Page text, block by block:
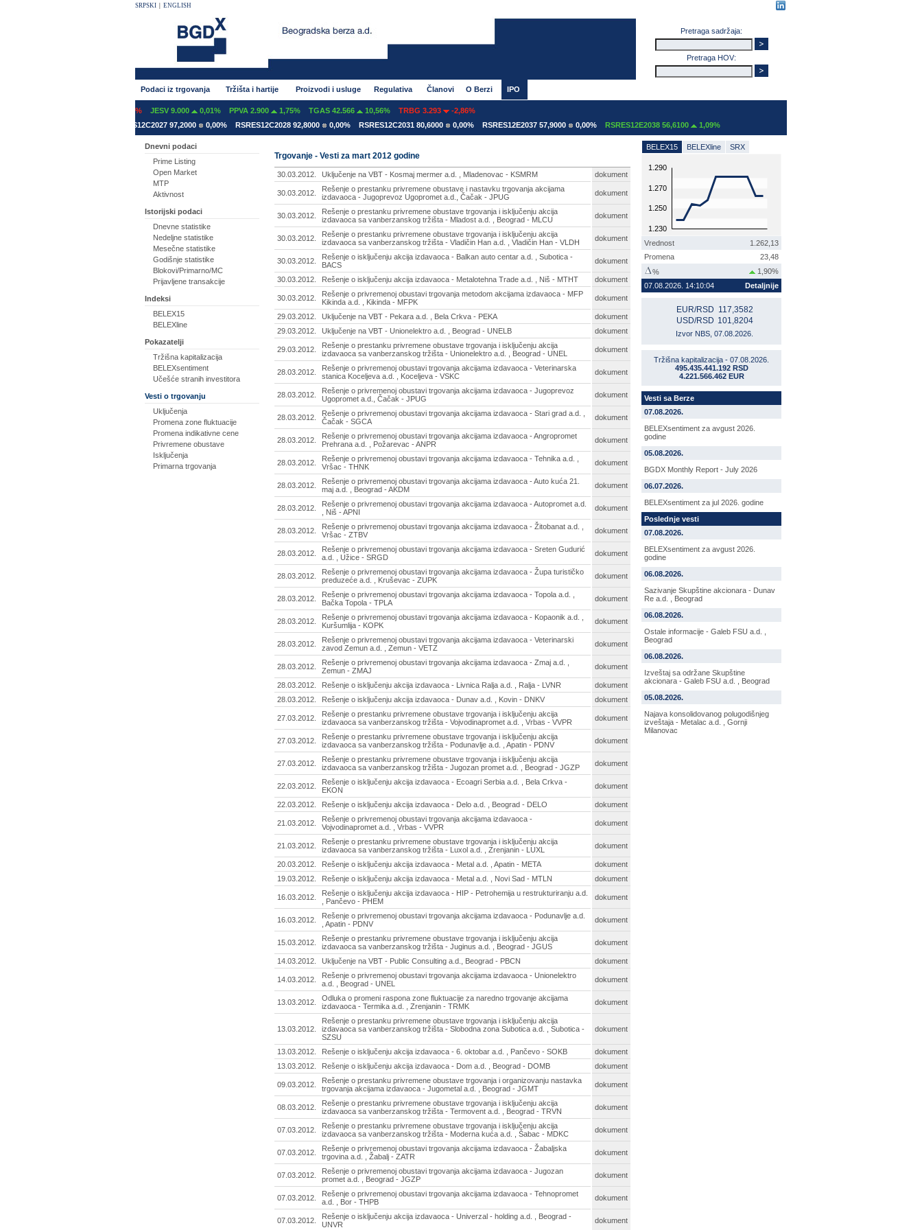
SRPSKI ENGLISH
Pretraga sadržaja:
Pretraga HOV:
Podaci iz trgovanja Tržišta i hartije Proizvodi i usluge Regulativa Članovi O Berzi IPO
JESV 9.000 0,01% PPVA 2.900 1,75% TGAS 42.566 10,56% TRBG 3.293
-2,86%
RSRES12C2027 97,2000 0,00% RSRES12C2028 92,8000 0,00% RSRES12C2031 80,6000 0,00% RSRES12E2037 57,9000 0,00% RSRES12E2038 56,6100 1,09%
Dnevni podaci
Prime Listing
Open Market
MTP
Aktivnost
Istorijski podaci
Dnevne statistike
Nedeljne statistike
Mesečne statistike
Godišnje statistike
Blokovi/Primarno/MC
Prijavljene transakcije
Indeksi
BELEX15
BELEXline
Pokazatelji
Tržišna kapitalizacija
BELEXsentiment
Učešće stranih investitora
Vesti o trgovanju
Uključenja
Promena zone fluktuacije
Promena indikativne cene
Privremene obustave
Isključenja
Primarna trgovanja
Trgovanje - Vesti za mart 2012 godine
30.03.2012. Uključenje na VBT - Kosmaj mermer a.d. , Mladenovac - KSMRM dokument
30.03.2012.
Rešenje o prestanku privremene obustave i nastavku trgovanja akcijama
izdavaoca - Jugoprevoz Ugopromet a.d., Čačak - JPUG
dokument
30.03.2012.
Rešenje o prestanku privremene obustave trgovanja i isključenju akcija
izdavaoca sa vanberzanskog tržišta - Mladost a.d. , Beograd - MLCU
dokument
30.03.2012.
Rešenje o prestanku privremene obustave trgovanja i isključenju akcija
izdavaoca sa vanberzanskog tržišta - Vladičin Han a.d. , Vladičin Han - VLDH
dokument
30.03.2012.
Rešenje o isključenju akcija izdavaoca - Balkan auto centar a.d. , Subotica -
BACS
dokument
30.03.2012. Rešenje o isključenju akcija izdavaoca - Metalotehna Trade a.d. , Niš - MTHT dokument
30.03.2012.
Rešenje o privremenoj obustavi trgovanja metodom akcijama izdavaoca - MFP
Kikinda a.d. , Kikinda - MFPK
dokument
29.03.2012. Uključenje na VBT - Pekara a.d. , Bela Crkva - PEKA
dokument
29.03.2012.
Uključenje na VBT - Unionelektro a.d. , Beograd - UNELB dokument
29.03.2012.
Rešenje o prestanku privremene obustave trgovanja i isključenju akcija
izdavaoca sa vanberzanskog tržišta - Unionelektro a.d. , Beograd - UNEL
dokument
28.03.2012.
Rešenje o privremenoj obustavi trgovanja akcijama izdavaoca - Veterinarska
stanica Koceljeva a.d. , Koceljeva - VSKC
dokument
28.03.2012.
Rešenje o privremenoj obustavi trgovanja akcijama izdavaoca - Jugoprevoz
Ugopromet a.d., Čačak - JPUG
dokument
28.03.2012.
Rešenje o privremenoj obustavi trgovanja akcijama izdavaoca - Stari grad a.d. ,
Čačak - SGCA
dokument
28.03.2012.
Rešenje o privremenoj obustavi trgovanja akcijama izdavaoca - Angropromet
Prehrana a.d. , Požarevac - ANPR
dokument
28.03.2012.
Rešenje o privremenoj obustavi trgovanja akcijama izdavaoca - Tehnika a.d. ,
Vršac - THNK
dokument
28.03.2012.
Rešenje o privremenoj obustavi trgovanja akcijama izdavaoca - Auto kuća 21.
maj a.d. , Beograd - AKDM
dokument
28.03.2012.
Rešenje o privremenoj obustavi trgovanja akcijama izdavaoca - Autopromet a.d.
, Niš - APNI
dokument
28.03.2012.
Rešenje o privremenoj obustavi trgovanja akcijama izdavaoca - Žitobanat a.d. ,
Vršac - ZTBV
dokument
28.03.2012.
Rešenje o privremenoj obustavi trgovanja akcijama izdavaoca - Sreten Gudurić
a.d. , Užice - SRGD
dokument
28.03.2012.
Rešenje o privremenoj obustavi trgovanja akcijama izdavaoca - Župa turističko
preduzeće a.d. , Kruševac - ZUPK
dokument
28.03.2012.
Rešenje o privremenoj obustavi trgovanja akcijama izdavaoca - Topola a.d. ,
Bačka Topola - TPLA
dokument
28.03.2012.
Rešenje o privremenoj obustavi trgovanja akcijama izdavaoca - Kopaonik a.d. ,
Kuršumlija - KOPK
dokument
28.03.2012.
Rešenje o privremenoj obustavi trgovanja akcijama izdavaoca - Veterinarski
zavod Zemun a.d. , Zemun - VETZ
dokument
28.03.2012.
Rešenje o privremenoj obustavi trgovanja akcijama izdavaoca - Zmaj a.d. ,
Zemun - ZMAJ
dokument
28.03.2012. Rešenje o isključenju akcija izdavaoca - Livnica Ralja a.d. , Ralja - LVNR
dokument
28.03.2012.
Rešenje o isključenju akcija izdavaoca - Dunav a.d. , Kovin - DNKV dokument
27.03.2012.
Rešenje o prestanku privremene obustave trgovanja i isključenju akcija
izdavaoca sa vanberzanskog tržišta - Vojvodinapromet a.d. , Vrbas - VVPR
dokument
27.03.2012.
Rešenje o prestanku privremene obustave trgovanja i isključenju akcija
izdavaoca sa vanberzanskog tržišta - Podunavlje a.d. , Apatin - PDNV
dokument
27.03.2012.
Rešenje o prestanku privremene obustave trgovanja i isključenju akcija
izdavaoca sa vanberzanskog tržišta - Jugozan promet a.d. , Beograd - JGZP
dokument
22.03.2012.
Rešenje o isključenju akcija izdavaoca - Ecoagri Serbia a.d. , Bela Crkva -
EKON
dokument
22.03.2012. Rešenje o isključenju akcija izdavaoca - Delo a.d. , Beograd - DELO dokument
21.03.2012.
Rešenje o privremenoj obustavi trgovanja akcijama izdavaoca -
Vojvodinapromet a.d. , Vrbas - VVPR
dokument
21.03.2012.
Rešenje o prestanku privremene obustave trgovanja i isključenju akcija
izdavaoca sa vanberzanskog tržišta - Luxol a.d. , Zrenjanin - LUXL
dokument
20.03.2012. Rešenje o isključenju akcija izdavaoca - Metal a.d. , Apatin - META
dokument
19.03.2012.
Rešenje o isključenju akcija izdavaoca - Metal a.d. , Novi Sad - MTLN dokument
16.03.2012.
Rešenje o isključenju akcija izdavaoca - HIP - Petrohemija u restrukturiranju a.d.
, Pančevo - PHEM
dokument
16.03.2012.
Rešenje o privremenoj obustavi trgovanja akcijama izdavaoca - Podunavlje a.d.
, Apatin - PDNV
dokument
15.03.2012.
Rešenje o prestanku privremene obustave trgovanja i isključenju akcija
izdavaoca sa vanberzanskog tržišta - Juginus a.d. , Beograd - JGUS
dokument
14.03.2012. Uključenje na VBT - Public Consulting a.d., Beograd - PBCN dokument
14.03.2012.
Rešenje o privremenoj obustavi trgovanja akcijama izdavaoca - Unionelektro
a.d. , Beograd - UNEL
dokument
13.03.2012.
Odluka o promeni raspona zone fluktuacije za naredno trgovanje akcijama
izdavaoca - Termika a.d. , Zrenjanin - TRMK
dokument
13.03.2012.
Rešenje o prestanku privremene obustave trgovanja i isključenju akcija
izdavaoca sa vanberzanskog tržišta - Slobodna zona Subotica a.d. , Subotica -
SZSU
dokument
13.03.2012. Rešenje o isključenju akcija izdavaoca - 6. oktobar a.d. , Pančevo - SOKB
dokument
13.03.2012.
Rešenje o isključenju akcija izdavaoca - Dom a.d. , Beograd - DOMB dokument
09.03.2012.
Rešenje o prestanku privremene obustave trgovanja i organizovanju nastavka
trgovanja akcijama izdavaoca - Jugometal a.d. , Beograd - JGMT
dokument
08.03.2012.
Rešenje o prestanku privremene obustave trgovanja i isključenju akcija
izdavaoca sa vanberzanskog tržišta - Termovent a.d. , Beograd - TRVN
dokument
07.03.2012.
Rešenje o prestanku privremene obustave trgovanja i isključenju akcija
izdavaoca sa vanberzanskog tržišta - Moderna kuća a.d. , Šabac - MDKC
dokument
07.03.2012.
Rešenje o privremenoj obustavi trgovanja akcijama izdavaoca - Žabaljska
trgovina a.d. , Žabalj - ZATR
dokument
07.03.2012.
Rešenje o privremenoj obustavi trgovanja akcijama izdavaoca - Jugozan
promet a.d. , Beograd - JGZP
dokument
07.03.2012.
Rešenje o privremenoj obustavi trgovanja akcijama izdavaoca - Tehnopromet
a.d. , Bor - THPB
dokument
07.03.2012.
Rešenje o isključenju akcija izdavaoca - Univerzal - holding a.d. , Beograd -
UNVR
dokument
BELEX15 BELEXline SRX
1.230
1.250
1.270
1.290
Vrednost
1.262,13
Promena
23,48
%
1,90%
07.08.2026. 14:10:04
Detaljnije
EUR/RSD 117,3582
USD/RSD 101,8204
Izvor NBS, 07.08.2026.
Tržišna kapitalizacija - 07.08.2026.
495.435.441.192 RSD
4.221.566.462 EUR
Vesti sa Berze
07.08.2026.
BELEXsentiment za avgust 2026.
godine
05.08.2026.
BGDX Monthly Report - July 2026
06.07.2026.
BELEXsentiment za jul 2026. godine
Poslednje vesti
07.08.2026.
BELEXsentiment za avgust 2026.
godine
06.08.2026.
Sazivanje Skupštine akcionara - Dunav
Re a.d. , Beograd
06.08.2026.
Ostale informacije - Galeb FSU a.d. ,
Beograd
06.08.2026.
Izveštaj sa održane Skupštine
akcionara - Galeb FSU a.d. , Beograd
05.08.2026.
Najava konsolidovanog polugodišnjeg
izveštaja - Metalac a.d. , Gornji
Milanovac